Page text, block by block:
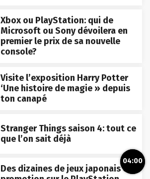
Xbox ou PlayStation: qui de
Microsoft ou Sony dévoilera en
premier le prix de sa nouvelle
console?
Visite l’exposition Harry Potter
‘Une histoire de magie » depuis
ton canapé
Stranger Things saison 4: tout ce
que l’on sait déjà
Des dizaines de jeux japonais en
04:00